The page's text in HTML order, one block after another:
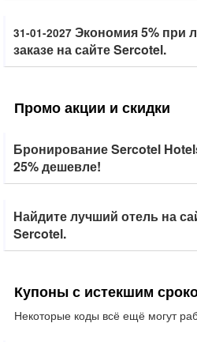
31-01-2027 Экономия 5% при
заказе на сайте Sercotel.
Промо акции и скидки
Бронирование Sercotel
25% дешевле!
Найдите лучший отель на
Sercotel.
Купоны с истекшим
Некоторые коды всё ещё могут